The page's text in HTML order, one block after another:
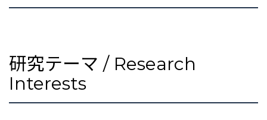
研究テーマ / Research
Interests